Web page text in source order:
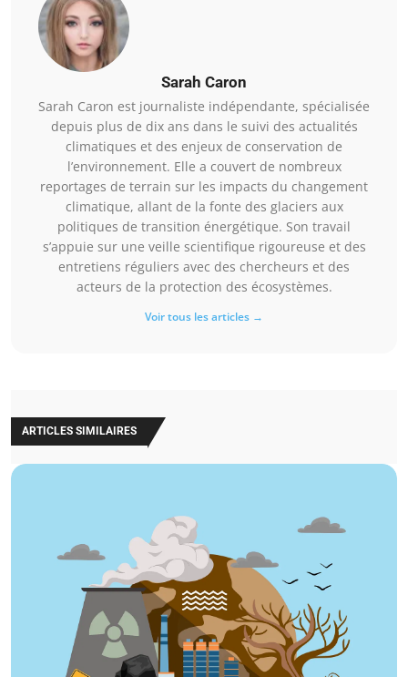
Sarah Caron
Sarah Caron est journaliste indépendante, spécialisée
depuis plus de dix ans dans le suivi des actualités
climatiques et des enjeux de conservation de
l’environnement. Elle a couvert de nombreux
reportages de terrain sur les impacts du changement
climatique, allant de la fonte des glaciers aux
politiques de transition énergétique. Son travail
s’appuie sur une veille scientifique rigoureuse et des
entretiens réguliers avec des chercheurs et des
acteurs de la protection des écosystèmes.
Voir tous les articles →
ARTICLES SIMILAIRES